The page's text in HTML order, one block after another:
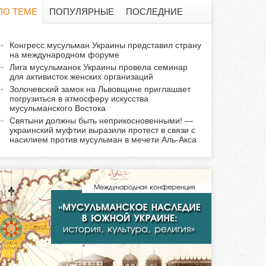
и
с
к
а
ТЕМЕ ПОПУЛЯРНЫЕ ПОСЛЕДНИЕ
Конгресс мусульман Украины представил страну
на международном форуме
Лига мусульманок Украины провела семинар
для активисток женских организаций
Золочевский замок на Львовщине приглашает
погрузиться в атмосферу искусства
мусульманского Востока
Святыни должны быть неприкосновенными! —
украинский муфтии выразили протест в связи с
насилием против мусульман в мечети Аль-Акса